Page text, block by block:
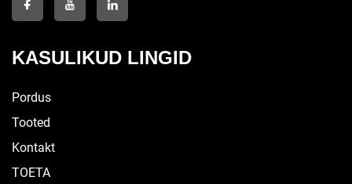
KASULIKUD LINGID
Pordus
Tooted
Kontakt
TOETA